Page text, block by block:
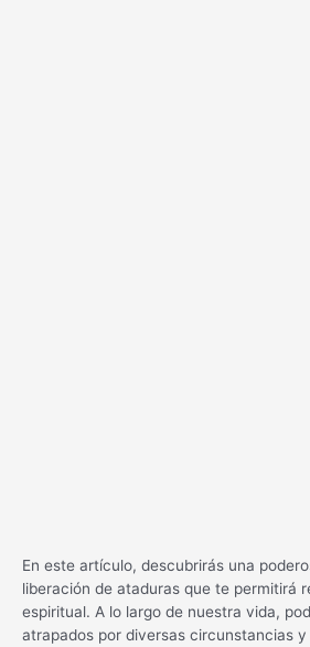
En este artículo, descubrirás una
liberación de ataduras que te permitirá
espiritual. A lo largo de nuestra vida,
atrapados por diversas circunstancias